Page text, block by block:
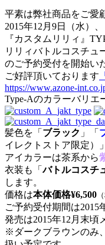
平素は弊社商品をご愛
2015年12月9日（水）、
『カスタムリリィ』
リリィバトルコスチュ
のご予約受付を開始い
ご好評頂いております
https://www.azone-
Type-Aのカラーバリエ
髪色を「 ブラック 」「
イレクトストア限定）
アイカラーは茶系から
衣装も「バトルコスチ
します。
価格は本体価格¥6,500
ご予約受付期間は2015
発売は2015年12月末頃
※ダークブラウンのみ